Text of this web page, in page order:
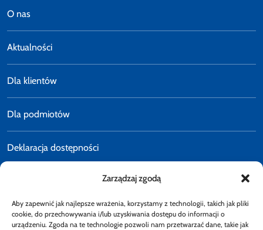
Zarządzaj zgodą
Aby zapewnić jak najlepsze wrażenia, korzystamy z technologii, takich jak pliki
cookie, do przechowywania i/lub uzyskiwania dostępu do informacji o
urządzeniu. Zgoda na te technologie pozwoli nam przetwarzać dane, takie jak
O nas
Aktualności
Dla klientów
Dla podmiotów
Deklaracja dostępności
E-faktury